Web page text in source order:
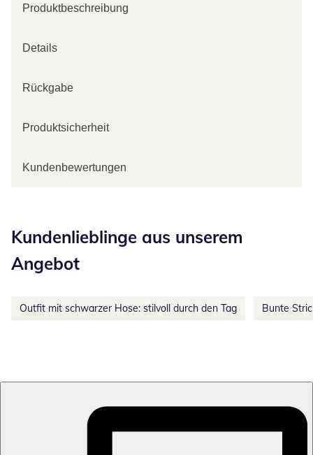
Produktbeschreibung
Details
Rückgabe
Produktsicherheit
Kundenbewertungen
Kundenlieblinge aus unserem
Angebot
Outfit mit schwarzer Hose: stilvoll durch den Tag Bunte